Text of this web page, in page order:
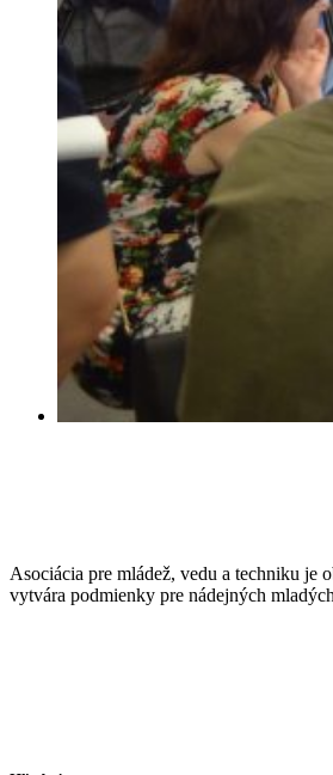
Asociácia pre mládež, vedu a techniku je
vytvára podmienky pre nádejných